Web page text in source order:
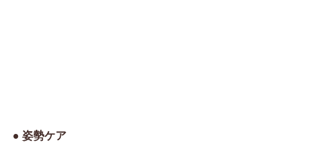
● 姿勢ケア